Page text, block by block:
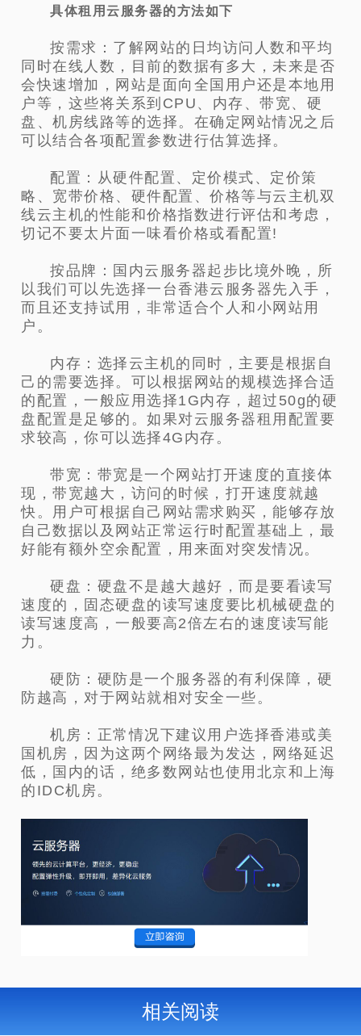
具体租用云服务器的方法如下
按需求：了解网站的日均访问人数和平均
同时在线人数，目前的数据有多大，未来是否
会快速增加，网站是面向全国用户还是本地用
户等，这些将关系到CPU、内存、带宽、硬
盘、机房线路等的选择。在确定网站情况之后
可以结合各项配置参数进行估算选择。
配置：从硬件配置、定价模式、定价策
略、宽带价格、硬件配置、价格等与云主机双
线云主机的性能和价格指数进行评估和考虑，
切记不要太片面一味看价格或看配置!
按品牌：国内云服务器起步比境外晚，所
以我们可以先选择一台香港云服务器先入手，
而且还支持试用，非常适合个人和小网站用
户。
内存：选择云主机的同时，主要是根据自
己的需要选择。可以根据网站的规模选择合适
的配置，一般应用选择1G内存，超过50g的硬
盘配置是足够的。如果对云服务器租用配置要
求较高，你可以选择4G内存。
带宽：带宽是一个网站打开速度的直接体
现，带宽越大，访问的时候，打开速度就越
快。用户可根据自己网站需求购买，能够存放
自己数据以及网站正常运行时配置基础上，最
好能有额外空余配置，用来面对突发情况。
硬盘：硬盘不是越大越好，而是要看读写
速度的，固态硬盘的读写速度要比机械硬盘的
读写速度高，一般要高2倍左右的速度读写能
力。
硬防：硬防是一个服务器的有利保障，硬
防越高，对于网站就相对安全一些。
机房：正常情况下建议用户选择香港或美
国机房，因为这两个网络最为发达，网络延迟
低，国内的话，绝多数网站也使用北京和上海
的IDC机房。
相关阅读